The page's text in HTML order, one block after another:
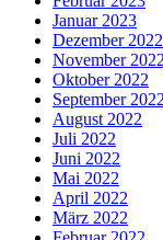
Januar 2023
Dezember 2022
November 2022
Oktober 2022
September 2022
August 2022
Juli 2022
Juni 2022
Mai 2022
April 2022
März 2022